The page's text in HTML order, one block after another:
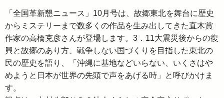
「全国革新懇ニュース」10月号は、故郷東北を舞台に歴史
からミステリーまで数多くの作品を生み出してきた直木賞
作家の高橋克彦さんが登場します。3．11大震災後からの復
興と故郷のあり方、戦争しない国づくりを目指した東北の
民の歴史を語り、「沖縄に基地などいらない、いくさはや
めようと日本が世界の先頭で声をあげる時」と呼びかけま
す。